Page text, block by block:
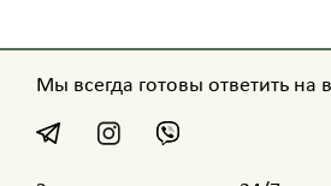
Мы всегда готовы ответить на